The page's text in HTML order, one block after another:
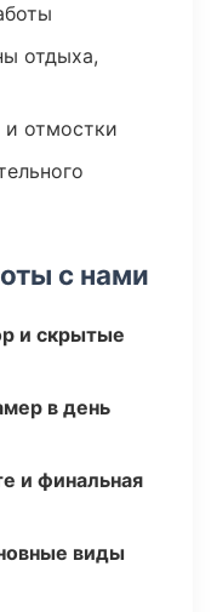
отдыха,
и отмостки
с нами
и скрытые
в день
и финальная
виды